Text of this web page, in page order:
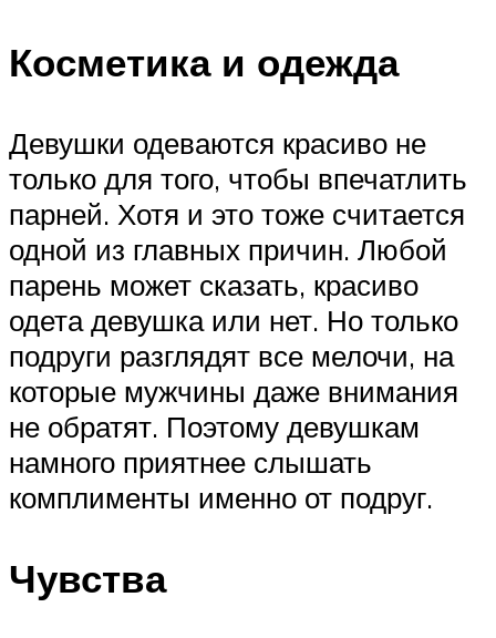
Косметика и одежда
Девушки одеваются красиво не
только для того, чтобы впечатлить
парней. Хотя и это тоже считается
одной из главных причин. Любой
парень может сказать, красиво
одета девушка или нет. Но только
подруги разглядят все мелочи, на
которые мужчины даже внимания
не обратят. Поэтому девушкам
намного приятнее слышать
комплименты именно от подруг.
Чувства